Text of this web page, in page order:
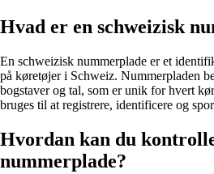
Hvad er en schweizisk
En schweizisk nummerplade er et
på køretøjer i Schweiz. Nummerpladen
bogstaver og tal, som er unik for hvert
bruges til at registrere, identificere og
Hvordan kan du
nummerplade?